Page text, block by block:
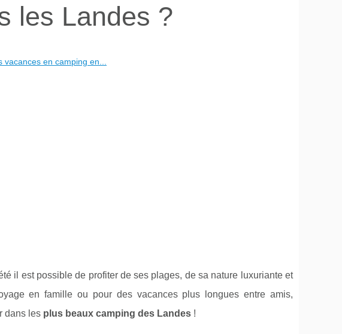
les Landes ?
en camping en...
il est possible de profiter de ses plages, de sa nature luxuriante et
en famille ou pour des vacances plus longues entre amis,
dans les plus beaux camping des Landes !